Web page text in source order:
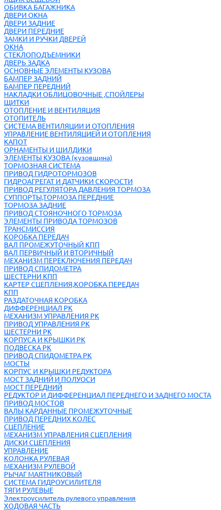
ОБИВКА БАГАЖНИКА
ДВЕРИ ОКНА
ДВЕРИ ЗАДНИЕ
ДВЕРИ ПЕРЕДНИЕ
ЗАМКИ И РУЧКИ ДВЕРЕЙ
ОКНА
СТЕКЛОПОДЪЕМНИКИ
ДВЕРЬ ЗАДКА
ОСНОВНЫЕ ЭЛЕМЕНТЫ КУЗОВА
БАМПЕР ЗАДНИЙ
БАМПЕР ПЕРЕДНИЙ
НАКЛАДКИ ОБЛИЦОВОЧНЫЕ ,СПОЙЛЕРЫ
ЩИТКИ
ОТОПЛЕНИЕ И ВЕНТИЛЯЦИЯ
ОТОПИТЕЛЬ
СИСТЕМА ВЕНТИЛЯЦИИ И ОТОПЛЕНИЯ
УПРАВЛЕНИЕ ВЕНТИЛЯЦИЕЙ И ОТОПЛЕНИЯ
КАПОТ
ОРНАМЕНТЫ И ШИЛДИКИ
ЭЛЕМЕНТЫ КУЗОВА (кузовщина)
ТОРМОЗНАЯ СИСТЕМА
ПРИВОД ГИДРОТОРМОЗОВ
ГИДРОАГРЕГАТ И ДАТЧИКИ СКОРОСТИ
ПРИВОД РЕГУЛЯТОРА ДАВЛЕНИЯ ТОРМОЗА
СУППОРТЫ,ТОРМОЗА ПЕРЕДНИЕ
ТОРМОЗА ЗАДНИЕ
ПРИВОД СТОЯНОЧНОГО ТОРМОЗА
ЭЛЕМЕНТЫ ПРИВОДА ТОРМОЗОВ
ТРАНСМИССИЯ
КОРОБКА ПЕРЕДАЧ
ВАЛ ПРОМЕЖУТОЧНЫЙ КПП
ВАЛ ПЕРВИЧНЫЙ И ВТОРИЧНЫЙ
МЕХАНИЗМ ПЕРЕКЛЮЧЕНИЯ ПЕРЕДАЧ
ПРИВОД СПИДОМЕТРА
ШЕСТЕРНИ КПП
КАРТЕР СЦЕПЛЕНИЯ,КОРОБКА ПЕРЕДАЧ
КПП
РАЗДАТОЧНАЯ КОРОБКА
ДИФФЕРЕНЦИАЛ РК
МЕХАНИЗМ УПРАВЛЕНИЯ РК
ПРИВОД УПРАВЛЕНИЯ РК
ШЕСТЕРНИ РК
КОРПУСА И КРЫШКИ РК
ПОДВЕСКА РК
ПРИВОД СПИДОМЕТРА РК
МОСТЫ
КОРПУС И КРЫШКИ РЕДУКТОРА
МОСТ ЗАДНИЙ И ПОЛУОСИ
МОСТ ПЕРЕДНИЙ
РЕДУКТОР И ДИФФЕРЕНЦИАЛ ПЕРЕДНЕГО И ЗАДНЕГО МОСТА
ПРИВОД МОСТОВ
ВАЛЫ КАРДАННЫЕ ПРОМЕЖУТОЧНЫЕ
ПРИВОД ПЕРЕДНИХ КОЛЕС
СЦЕПЛЕНИЕ
МЕХАНИЗМ УПРАВЛЕНИЯ СЦЕПЛЕНИЯ
ДИСКИ СЦЕПЛЕНИЯ
УПРАВЛЕНИЕ
КОЛОНКА РУЛЕВАЯ
МЕХАНИЗМ РУЛЕВОЙ
РЫЧАГ МАЯТНИКОВЫЙ
СИСТЕМА ГИДРОУСИЛИТЕЛЯ
ТЯГИ РУЛЕВЫЕ
Электроусилитель рулевого управления
ХОДОВАЯ ЧАСТЬ